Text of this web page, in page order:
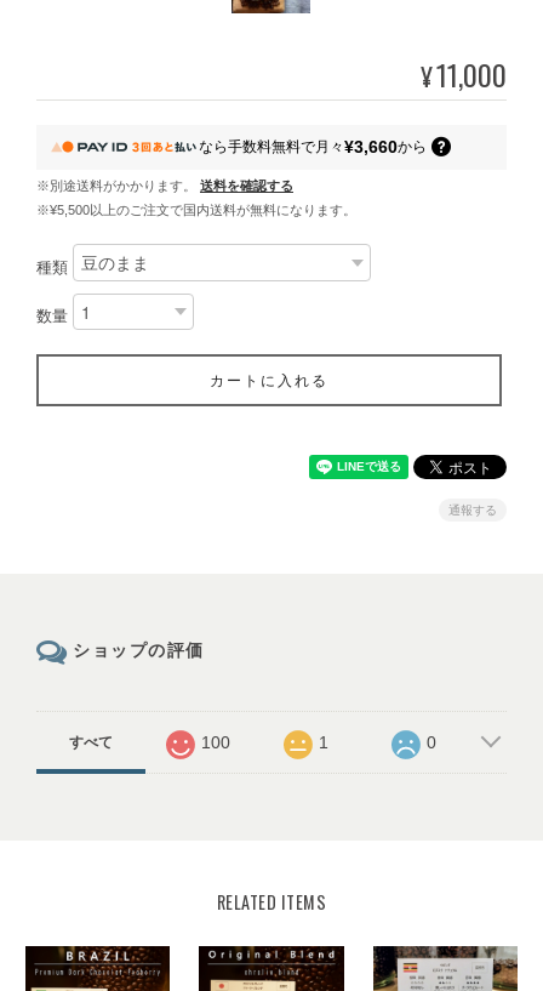
¥11,000
なら手数料無料で月々¥3,660から
※別途送料がかかります。
送料を確認する
※¥5,500以上のご注文で国内送料が無料になります。
種類
数量
カートに入れる
通報する
ショップの評価
すべて 100 1 0
RELATED ITEMS